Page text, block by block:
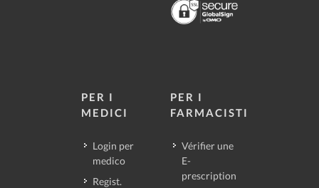
PER I
MEDICI
Login per
medico
Regist.
PER I
FARMACISTI
Vérifier une
E-
prescription